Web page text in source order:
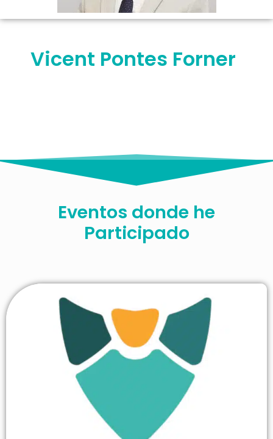
Vicent Pontes Forner
Eventos donde he
Participado